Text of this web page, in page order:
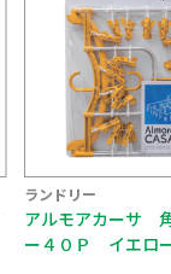
ランドリー
アルモアカーサ
ンチ８Ｐ イエロ